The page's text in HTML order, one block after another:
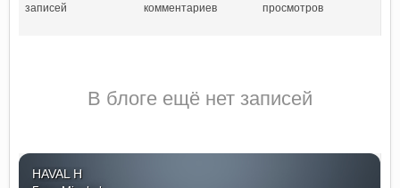
записей комментариев просмотров
В блоге ещё нет записей
HAVAL H